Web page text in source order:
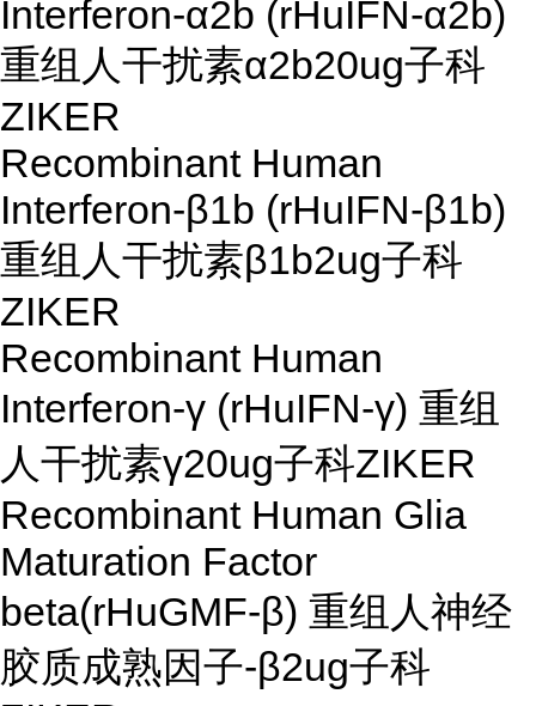
Interferon-α2b (rHuIFN-α2b)
重组人干扰素α2b20ug子科
ZIKER
Recombinant Human
Interferon-β1b (rHuIFN-β1b)
重组人干扰素β1b2ug子科
ZIKER
Recombinant Human
Interferon-γ (rHuIFN-γ) 重组
人干扰素γ20ug子科ZIKER
Recombinant Human Glia
Maturation Factor
beta(rHuGMF-β) 重组人神经
胶质成熟因子-β2ug子科